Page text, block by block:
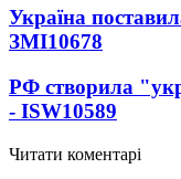
Україна
ЗМІ10678
РФ створила
- ISW10589
Читати коментарі